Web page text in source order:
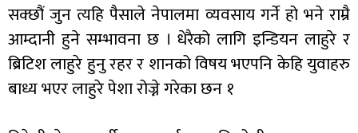
सक्छौं जुन त्यहि पैसाले नेपालमा व्यवसाय गर्ने हो भने राम्रै
आम्दानी हुने सम्भावना छ । धेरैको लागि इन्डियन लाहुरे र
ब्रिटिश लाहुरे हुनु रहर र शानको विषय भएपनि केहि युवाहरु
बाध्य भएर लाहुरे पेशा रोज्ने गरेका छन १